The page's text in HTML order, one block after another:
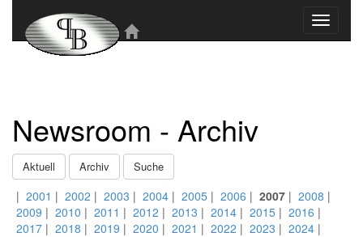
Toggle
Newsroom - Archiv
Aktuell Archiv Suche
| 2001 | 2002 | 2003 | 2004 | 2005 | 2006 | 2007 | 2008 |
2009 | 2010 | 2011 | 2012 | 2013 | 2014 | 2015 | 2016 |
2017 | 2018 | 2019 | 2020 | 2021 | 2022 | 2023 | 2024 |